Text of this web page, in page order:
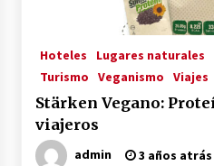
La Primera
Vegetal
3 años atrás
Hoteles Lugares naturales
Turismo
Veganismo Viajes
Stärken Vegano:
viajeros
admin 3 años atrás